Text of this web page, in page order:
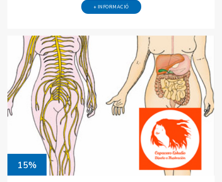
+ INFORMACIÓ
15%